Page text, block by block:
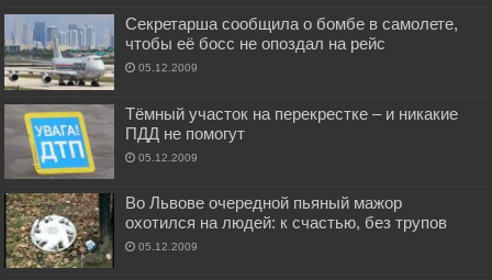
Секретарша сообщила о бомбе в самолете,
чтобы её босс не опоздал на рейс
05.12.2009
Тёмный участок на перекрестке – и никакие
ПДД не помогут
05.12.2009
Во Львове очередной пьяный мажор
охотился на людей: к счастью, без трупов
05.12.2009